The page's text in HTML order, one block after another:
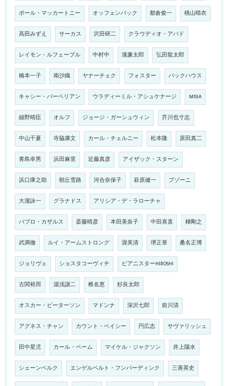
ポール・マッカートニー オッフェンバック 都倉俊一 桃山晴衣
高田みずえ サーカス 沢田研二 クラウディオ・アバド
レイモン・ルフェーブル 中村中 瀧廉太郎 弘田龍太郎
橋本一子 南沙織 ヤナーチェク フォスター バックハウス
キャシー・バーベリアン ウラディーミル・アシュケナージ MISIA
細野晴臣 オルフ ジョージ・ガーシュウィン 芥川也寸志
中山千夏 寺脇康文 カール・チェルニー 松本隆 原田真二
青島幸男 浜田麻里 近藤真彦 アイザック・スターン
浜口庫之助 朝丘雪路 河合奈保子 萩原健一 ブゾーニ
大瀧詠一 グラナドス アリシア・デ・ラローチャ
パブロ・カザルス 斎藤晴彦 本田美奈子 中田喜直 梯剛之
武満徹 ルイ・アームストロング 渥美清 堺正章 桑名正博
ジョリヴェ ショスタコーヴィチ ピアニスターHIROSHI
古関裕而 湯浅譲二 椎名恵 杉良太郎
オスカー・ピーターソン マドンナ 深沢七郎 前川清
アグネス・チャン カウント・ベイシー 円広志 サヴァリッシュ
田中星児 カール・ベーム マイケル・ジャクソン 井上陽水
シェーンベルク エンゲルベルト・フンパーディンク 三善英史